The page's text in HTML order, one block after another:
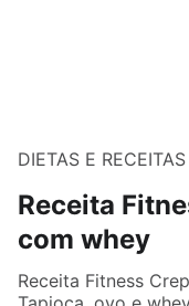
DIETAS E RECEITAS
Receita
com whey
Receita Fitness